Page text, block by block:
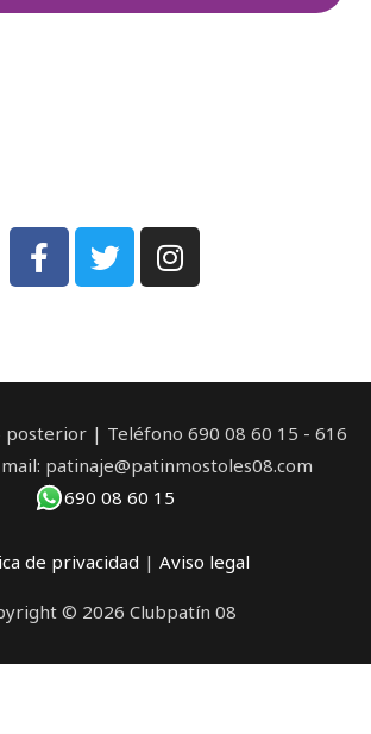
posterior | Teléfono 690 08 60 15 - 616
patinaje@patinmostoles08.com
690 08 60 15
de privacidad | Aviso legal
© 2026 Clubpatín 08